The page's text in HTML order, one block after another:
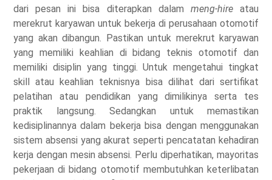
dari pesan ini bisa diterapkan dalam meng-hireatau
merekrut karyawan untuk bekerja di perusahaan otomotif
yang akan dibangun. Pastikan untuk merekrut karyawan
yang memiliki keahlian di bidang teknis otomotif dan
memiliki disiplin yang tinggi. Untuk mengetahui tingkat
skill atau keahlian teknisnya bisa dilihat dari sertifikat
pelatihan atau pendidikan yang dimilikinya serta tes
praktik langsung. Sedangkan untuk memastikan
kedisiplinannya dalam bekerja bisa dengan menggunakan
sistem absensi yang akurat seperti pencatatan kehadiran
kerja dengan mesin absensi. Perlu diperhatikan, mayoritas
pekerjaan di bidang otomotif membutuhkan keterlibatan